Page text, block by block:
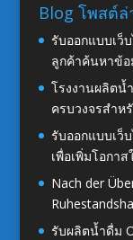
Blog โพสต์ล่
รับออกแบบเว็
ลูกค้าค้นหาข้อ
โรงงานผลิตน้
ครบวงจรสำห
รับออกแบบเว็
เพื่อเพิ่มโอกา
Nach der
รับผลิตน้ำดื่ม